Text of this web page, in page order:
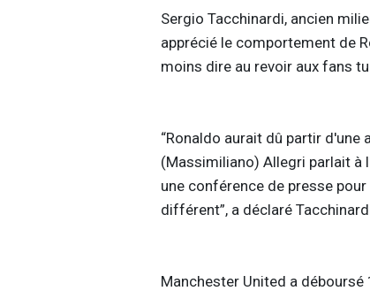
Sergio Tacchinardi, ancien
apprécié le comportement de
moins dire au revoir aux fans
“Ronaldo aurait dû partir d'une
(Massimiliano) Allegri parlait à
une conférence de presse
différent”, a déclaré
Manchester United a